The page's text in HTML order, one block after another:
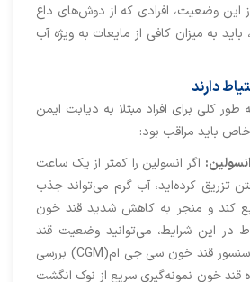
این وضعیت، افرادی که از دوش‌های داغ
باید به میزان کافی از مایعات به ویژه آب
دارند
کلی برای افراد مبتلا به دیابت ایمن
باید مراقب بود:
انسولین: اگر انسولین را کمتر از یک ساعت
تزریق کرده‌اید، آب گرم می‌تواند جذب
کند و منجر به کاهش شدید قند خون
در این شرایط، می‌توانید وضعیت قند
خود را از طریق سنسور قند خون سی جی ام(CGM) بررسی
قند خون نمونه‌گیری سریع از نوک انگشت